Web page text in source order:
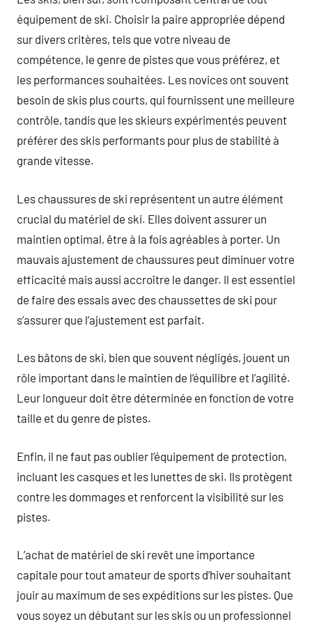
équipement de ski. Choisir la paire appropriée dépend
sur divers critères, tels que votre niveau de
compétence, le genre de pistes que vous préférez, et
les performances souhaitées. Les novices ont souvent
besoin de skis plus courts, qui fournissent une meilleure
contrôle, tandis que les skieurs expérimentés peuvent
préférer des skis performants pour plus de stabilité à
grande vitesse.
Les chaussures de ski représentent un autre élément
crucial du matériel de ski. Elles doivent assurer un
maintien optimal, être à la fois agréables à porter. Un
mauvais ajustement de chaussures peut diminuer votre
efficacité mais aussi accroître le danger. Il est essentiel
de faire des essais avec des chaussettes de ski pour
s’assurer que l’ajustement est parfait.
Les bâtons de ski, bien que souvent négligés, jouent un
rôle important dans le maintien de l’équilibre et l’agilité.
Leur longueur doit être déterminée en fonction de votre
taille et du genre de pistes.
Enfin, il ne faut pas oublier l’équipement de protection,
incluant les casques et les lunettes de ski. Ils protègent
contre les dommages et renforcent la visibilité sur les
pistes.
L’achat de matériel de ski revêt une importance
capitale pour tout amateur de sports d’hiver souhaitant
jouir au maximum de ses expéditions sur les pistes. Que
vous soyez un débutant sur les skis ou un professionnel